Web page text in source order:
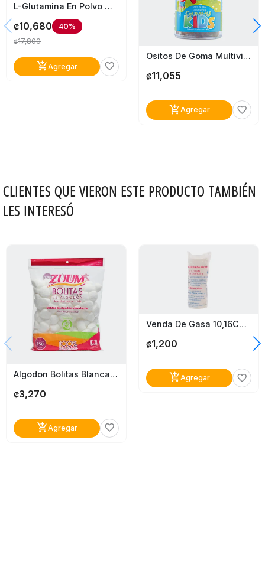
L-Glutamina En Polvo Myprotein 500G
₡10,680 40%
₡17,800
add_shopping_cartAgregar favorite_border
Ositos De Goma Multivitaminícos Gummy Kids
₡11,055
add_shopping_cartAgregar favorite_border
CLIENTES QUE VIERON ESTE PRODUCTO TAMBIÉN
LES INTERESÓ
Algodon Bolitas Blancas Zuum
₡3,270
add_shopping_cartAgregar favorite_border
Venda De Gasa 10,16Cm X 9,14M Prosan
₡1,200
add_shopping_cartAgregar favorite_border